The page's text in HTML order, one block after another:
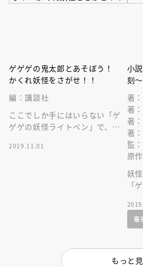
ゲゲゲの鬼太郎とあそぼう！
かくれ妖怪をさがせ！！
編：講談社
ここでしか手にはいらない「ゲ
ゲゲの妖怪ライトペン」で、鬼
けよう。ゲームクリアで妖怪退
2019.11.01
小
刻～
著
著
著
著
監
原
妖
「
え
電
もっと